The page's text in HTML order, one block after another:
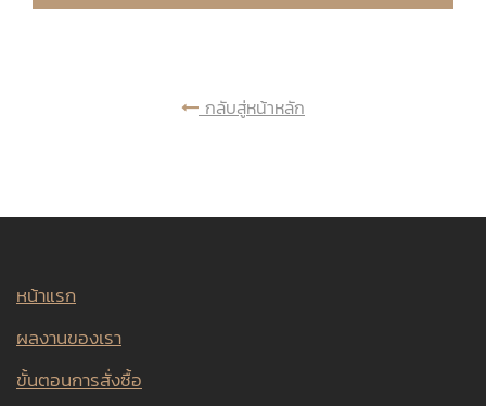
กลับสู่หน้าหลัก
หน้าแรก
ผลงานของเรา
ขั้นตอนการสั่งซื้อ